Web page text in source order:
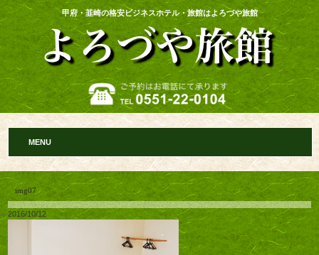
甲府・韮崎の格安ビジネスホテル・旅館はよろづや旅館
MENU
img07
2016/10/12